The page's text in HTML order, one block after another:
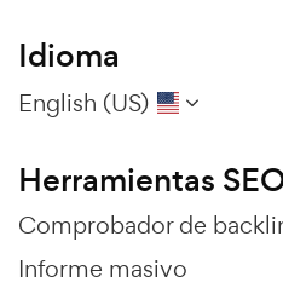
Idioma
English (US)
Herramientas
Comprobador de
Informe masivo